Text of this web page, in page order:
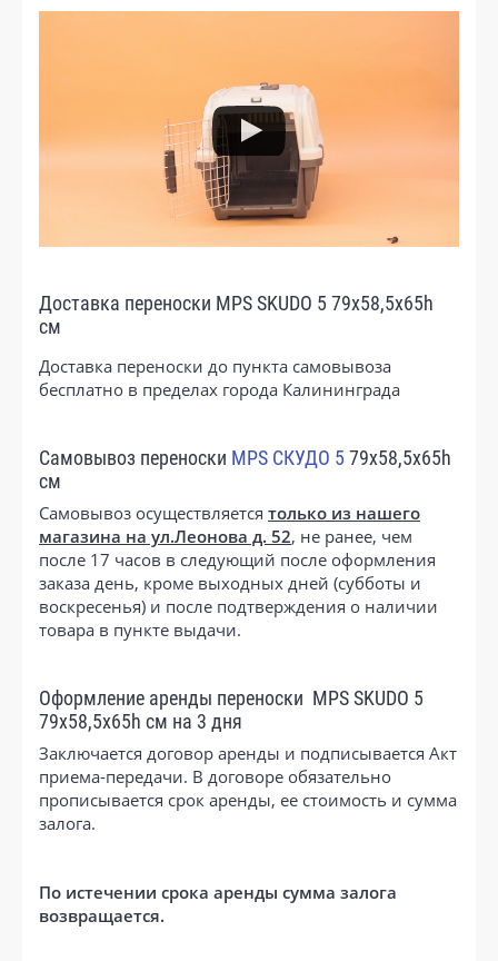
Доставка переноски MPS SKUDO 5 79х58,5х65h
см
Доставка переноски до пункта самовывоза
бесплатно в пределах города Калининграда
Самовывоз переноски MPS СКУДО 5 79х58,5х65h
см
Самовывоз осуществляется только из нашего
магазина на ул.Леонова д. 52, не ранее, чем
после 17 часов в следующий после оформления
заказа день, кроме выходных дней (субботы и
воскресенья) и после подтверждения о наличии
товара в пункте выдачи.
Оформление аренды переноски MPS SKUDO 5
79х58,5х65h см на 3 дня
Заключается договор аренды и подписывается Акт
приема-передачи. В договоре обязательно
прописывается срок аренды, ее стоимость и сумма
залога.
По истечении срока аренды сумма залога
возвращается.